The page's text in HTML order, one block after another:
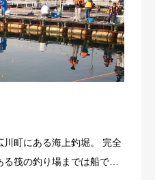
町にある海上釣堀。 完全
筏の釣り場までは船で渡